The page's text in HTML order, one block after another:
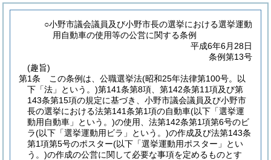
○小野市議会議員及び小野市長の選挙における選挙運動
用自動車の使用等の公営に関する条例
平成6年6月28日
条例第13号
(趣旨)
第1条
この条例は、公職選挙法(昭和25年法律第100号。以
下「法」という。)第141条第8項、第142条第11項及び第
143条第15項の規定に基づき、小野市議会議員及び小野市
長の選挙における法第141条第1項の自動車(以下「選挙運
動用自動車」という。)の使用、法第142条第1項第6号のビ
ラ(以下「選挙運動用ビラ」という。)の作成及び法第143条
第1項第5号のポスター(以下「選挙運動用ポスター」とい
う。)の作成の公営に関して必要な事項を定めるものとす